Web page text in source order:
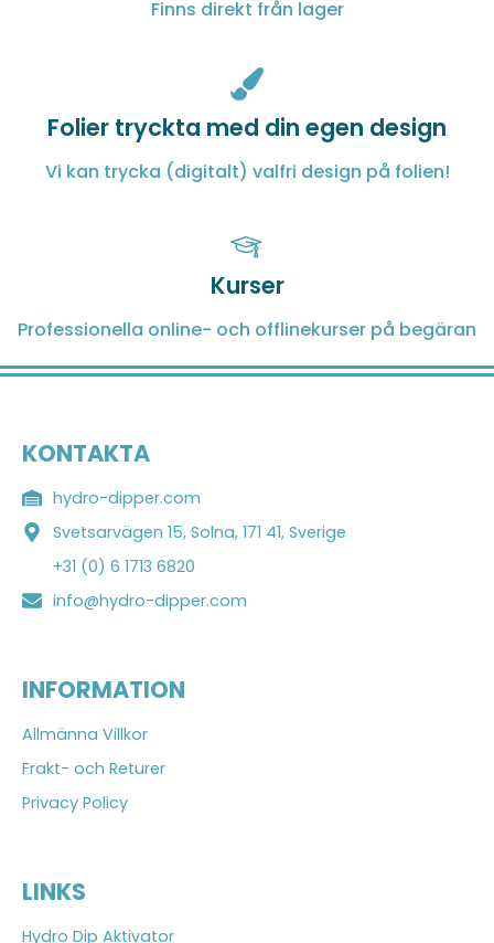
Finns direkt från lager
Folier tryckta med din egen design
Vi kan trycka (digitalt) valfri design på folien!
Kurser
Professionella online- och offlinekurser på begäran
KONTAKTA
hydro-dipper.com
Svetsarvägen 15, Solna, 171 41, Sverige
+31 (0) 6 1713 6820
info@hydro-dipper.com
INFORMATION
Allmänna Villkor
Frakt- och Returer
Privacy Policy
LINKS
Hydro Dip Aktivator